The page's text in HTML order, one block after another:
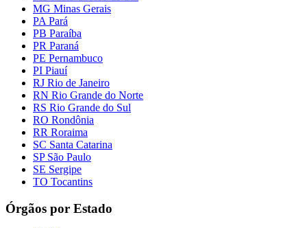
MG Minas Gerais
PA Pará
PB Paraíba
PR Paraná
PE Pernambuco
PI Piauí
RJ Rio de Janeiro
RN Rio Grande do Norte
RS Rio Grande do Sul
RO Rondônia
RR Roraima
SC Santa Catarina
SP São Paulo
SE Sergipe
TO Tocantins
Órgãos por Estado